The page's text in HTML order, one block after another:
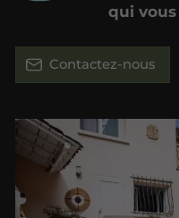
qui
Contactez-nous